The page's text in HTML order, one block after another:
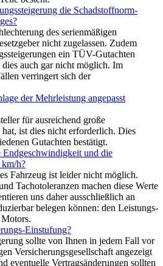
die Schadstoffnorm-
des serienmäßigen
nicht zugelassen. Zudem
ein TÜV-Gutachten
dies auch gar nicht möglich. Im
verringert sich der
der Mehrleistung angepasst
für ausreichend große
hat, ist dies nicht erforderlich. Dies
Gutachten bestätigt.
und die
h?
Fahrzeug ist leider nicht möglich.
Tachotoleranzen machen diese Werte
uns daher ausschließlich an
belegen können: den Leistungs-
Einstufung?
sollte von Ihnen in jedem Fall vor
Versicherungsgesellschaft angezeigt
eventuelle Vertragsänderungen sollten